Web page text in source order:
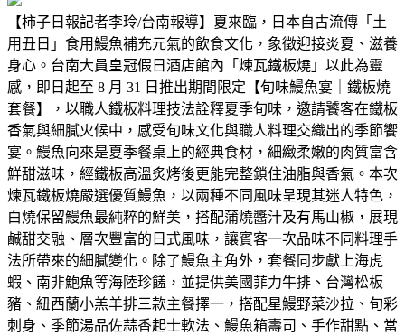
【柿子日報記者李玲/台南報導】夏來臨，日本自古流傳「土
用丑日」食用鰻魚補充元氣的飲食文化，象徵迎接炎夏、滋養
身心。台南大員皇冠假日酒店館內「煉瓦鐵板燒」以此為靈
感，即日起至 8 月 31 日推出期間限定【旬味鰻魚宴｜鐵板燒
套餐】，以職人鐵板料理技法詮釋夏季旬味，邀請饕客在鐵板
香氣與細膩火候中，感受旬味文化與職人料理交織出的季節饗
宴。鰻魚向來是夏季餐桌上的經典食材，細緻柔嫩的肉質富含
鮮甜滋味，經鐵板高溫炙烤後更能完整鎖住油脂與香氣。本次
煉瓦鐵板燒嚴選優質鰻魚，以兩種不同風味呈現其迷人特色，
白燒保留鰻魚最純粹的鮮美，搭配蒲燒醬汁及有馬山椒，展現
鹹甜交融、層次豐富的日式風味，讓賓客一次品味不同料理手
法所帶來的細膩變化。除了鰻魚主角外，套餐同步獻上海虎
蝦、南非鮑魚等海陸珍饈，並提供美國菲力牛排、台灣松板
豬、紐西蘭小羔羊排三款主餐擇一，搭配星鰻野菜沙拉、旬彩
刺身、季節湯品佐蒜香起士軟法、鰻魚箱壽司、手作甜點、當